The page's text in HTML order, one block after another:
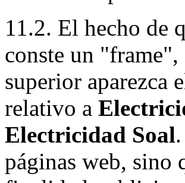
11.2. El hecho de
conste un
superior aparezca
relativo a
Electricidad Soal
páginas web, sino